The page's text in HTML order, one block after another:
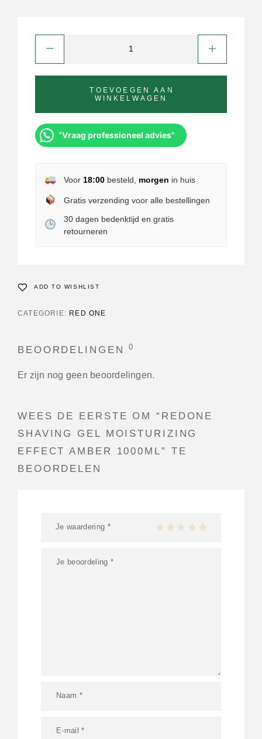
TOEVOEGEN AAN
WINKELWAGEN
“Vraag professioneel advies”
Voor 18:00besteld, morgen in huis
Gratis verzending voor alle bestellingen
30 dagen bedenktijd en gratis
retourneren
ADD TO WISHLIST
CATEGORIE: RED ONE
BEOORDELINGEN0
Er zijn nog geen beoordelingen.
WEES DE EERSTE OM “REDONE
SHAVING GEL MOISTURIZING
EFFECT AMBER 1000ML” TE
BEOORDELEN
Je waardering * 1 van de 5 sterren
2 van de 5 sterren
3 van de 5 sterren
4 van de 5 sterren